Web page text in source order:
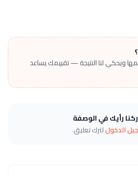
ويحكي لنا النتيجة — تقييمك يساعد
رأيك في الوصفة
الدخوللترك تعليق.